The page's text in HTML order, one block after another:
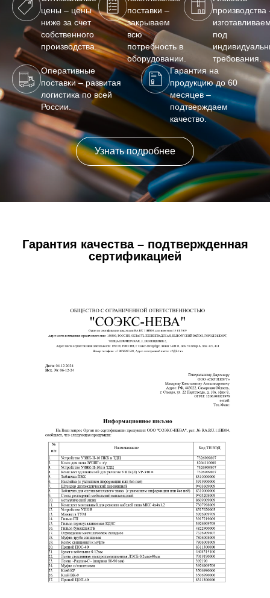
цены – цены
ниже за счет
собственного
производства.
поставки –
закрываем
всю
потребность в
оборудовании.
производства
под
требования.
Оперативные
поставки – развитая
логистика по всей
России.
Гарантия на
продукцию до 60
месяцев –
подтверждаем
качество.
Узнать подробнее
Гарантия качества – подтвержденная
сертификацией